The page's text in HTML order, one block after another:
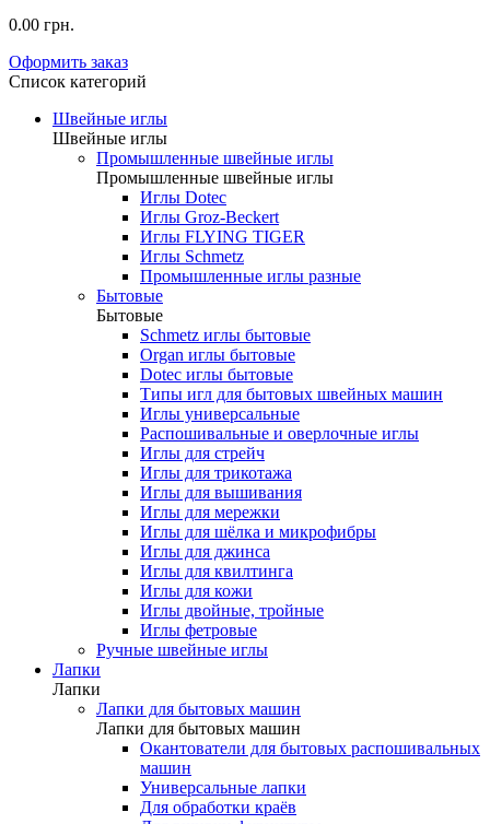
0.00 грн.
Оформить заказ
Список категорий
Швейные иглы
Швейные иглы
Промышленные швейные иглы
Промышленные швейные иглы
Иглы Dotec
Иглы Groz-Beckert
Иглы FLYING TIGER
Иглы Schmetz
Промышленные иглы разные
Бытовые
Бытовые
Schmetz иглы бытовые
Organ иглы бытовые
Dotec иглы бытовые
Типы игл для бытовых швейных машин
Иглы универсальные
Распошивальные и оверлочные иглы
Иглы для стрейч
Иглы для трикотажа
Иглы для вышивания
Иглы для мережки
Иглы для шёлка и микрофибры
Иглы для джинса
Иглы для квилтинга
Иглы для кожи
Иглы двойные, тройные
Иглы фетровые
Ручные швейные иглы
Лапки
Лапки
Лапки для бытовых машин
Лапки для бытовых машин
Окантователи для бытовых распошивальных
машин
Универсальные лапки
Для обработки краёв